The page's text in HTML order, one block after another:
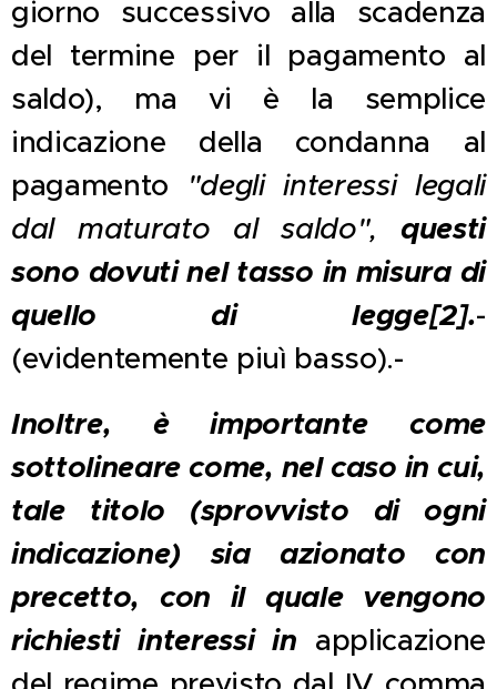
giorno successivo alla scadenza
del termine per il pagamento al
saldo), ma vi è la semplice
indicazione della condanna al
pagamento
"degli interessi legali
dal maturato al saldo", questi
sono dovuti nel tasso in misura di
quello di legge[2].-
(evidentemente piuì basso).-
Inoltre, è importante come
sottolineare come, nel caso in cui,
tale titolo (sprovvisto di ogni
indicazione) sia azionato con
precetto, con il quale vengono
richiesti interessi in applicazione